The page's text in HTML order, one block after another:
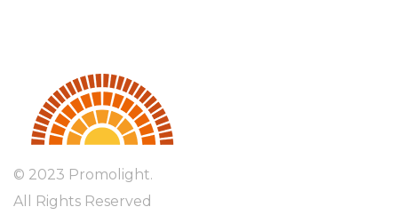
© 2023 Promolight.
All Rights Reserved